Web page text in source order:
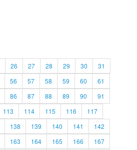
26 27 28 29 30
31
56 57 58 59 60
61
86 87 88 89 90
91
113 114 115 116
117
138 139 140 141
142
163 164 165 166
167